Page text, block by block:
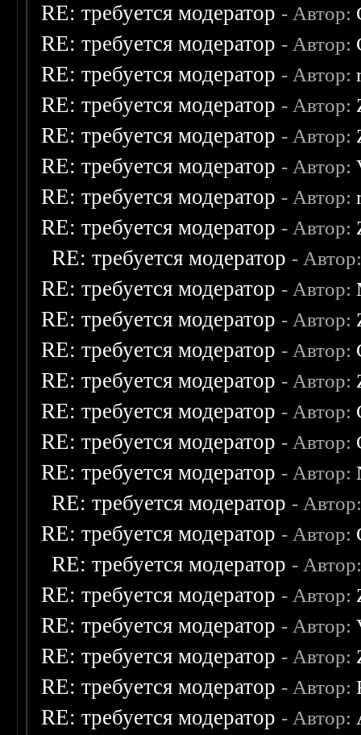
RE: требуется модератор - Автор:
RE: требуется модератор - Автор:
RE: требуется модератор - Автор:
RE: требуется модератор - Автор:
RE: требуется модератор - Автор:
RE: требуется модератор - Автор:
RE: требуется модератор - Автор:
RE: требуется модератор - Автор:
RE: требуется модератор -
RE: требуется модератор - Автор:
RE: требуется модератор - Автор:
RE: требуется модератор - Автор:
RE: требуется модератор - Автор:
RE: требуется модератор - Автор:
RE: требуется модератор - Автор:
RE: требуется модератор - Автор:
RE: требуется модератор -
RE: требуется модератор - Автор:
RE: требуется модератор -
RE: требуется модератор - Автор:
RE: требуется модератор - Автор:
RE: требуется модератор - Автор:
RE: требуется модератор - Автор:
RE: требуется модератор - Автор: